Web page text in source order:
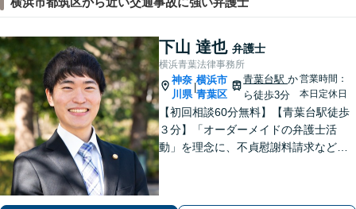
下山 達也 弁護士
横浜青葉法律事務所
神奈
川県
横浜市
青葉区
青葉台駅か
ら徒歩3分
営業時間：
本日定休日
【初回相談60分無料】【青葉台駅徒歩
３分】「オーダーメイドの弁護士活
動」を理念に、不貞慰謝料請求などの